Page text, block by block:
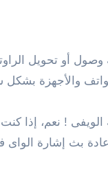
والأجهزة بشكل
الويفى ! نعم،
بث إشارة الواى